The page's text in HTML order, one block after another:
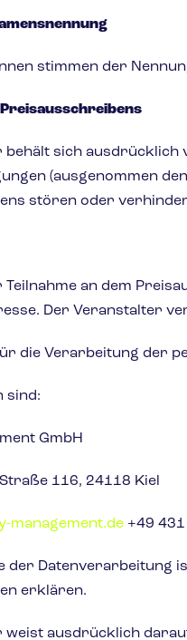
stimmen der
behält sich ausdrücklich
(ausgenommen
stören oder
Teilnahme an dem
Der Veranstalter
die Verarbeitung der
sind:
GmbH
116, 24118 Kiel
management.de +49
der Datenverarbeitung
erklären.
weist ausdrücklich